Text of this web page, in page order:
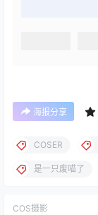
海报分享
COSER
是一只废喵了
COS摄影